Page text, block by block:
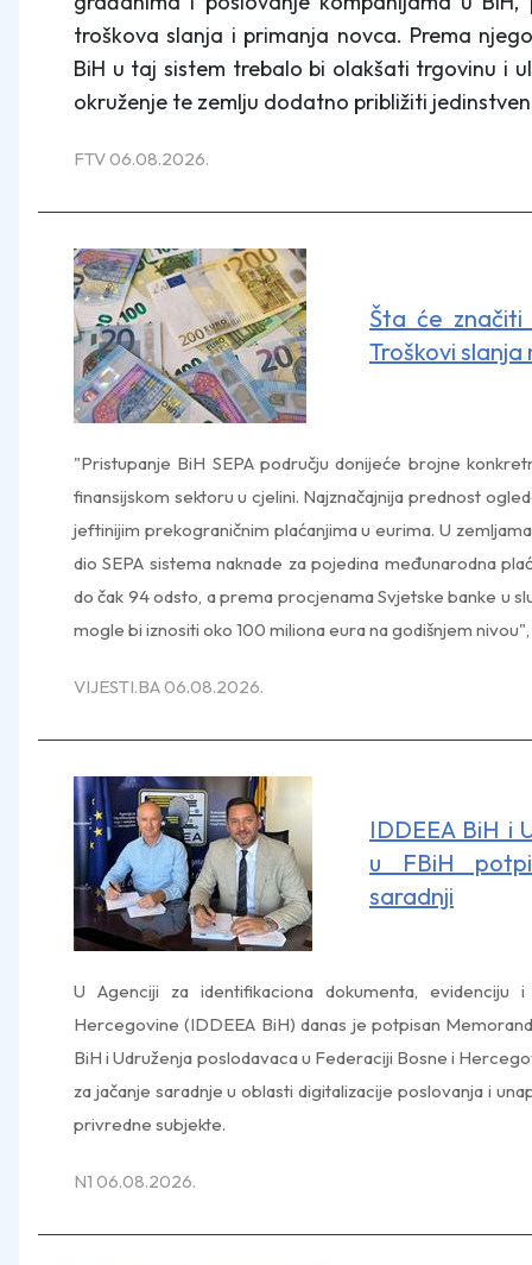
troškova slanja i primanja novca. Prema
BiH u taj sistem trebalo bi olakšati trgovinu i
okruženje te zemlju dodatno približiti
FTV 06.08.2026.
Šta će značiti
Troškovi
"Pristupanje BiH SEPA području donijeće brojne
finansijskom sektoru u cjelini. Najznačajnija prednost
jeftinijim prekograničnim plaćanjima u eurima. U
dio SEPA sistema naknade za pojedina međunarodna
do čak 94 odsto, a prema procjenama Svjetske banke u
mogle bi iznositi oko 100 miliona eura na godišnjem nivou",
VIJESTI.BA 06.08.2026.
IDDEEA BiH i
u FBiH
saradnji
U Agenciji za identifikaciona dokumenta, evidenciju
Hercegovine (IDDEEA BiH) danas je potpisan
BiH i Udruženja poslodavaca u Federaciji Bosne i
za jačanje saradnje u oblasti digitalizacije poslovanja i
privredne subjekte.
N1 06.08.2026.